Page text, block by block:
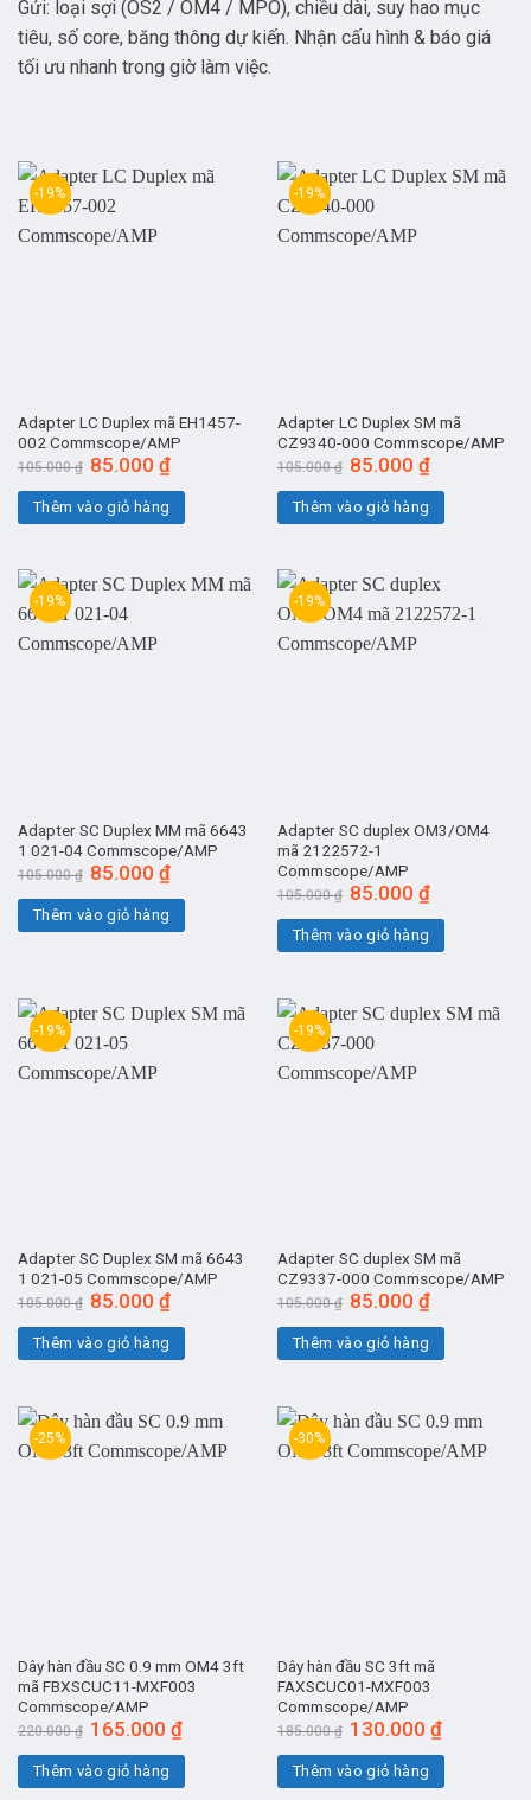
Gửi: loại sợi (OS2 / OM4 / MPO), chiều dài, suy hao mục
tiêu, số core, băng thông dự kiến. Nhận cấu hình & báo giá
tối ưu nhanh trong giờ làm việc.
-19%
Adapter LC Duplex mã EH1457-
002 Commscope/AMP
105.000₫ Giá
gốc
là:
105.000 ₫.
85.000₫
tại
85.000 ₫.
Thêm vào giỏ hàng
-19%
Adapter LC Duplex SM mã
CZ9340-000 Commscope/AMP
105.000₫ Giá
gốc
là:
105.000 ₫.
85.000₫
tại
85.000 ₫.
Thêm vào giỏ hàng
-19%
Adapter SC Duplex MM mã 6643
1 021-04 Commscope/AMP
105.000₫ Giá
gốc
là:
105.000 ₫.
85.000₫
tại
85.000 ₫.
Thêm vào giỏ hàng
-19%
Adapter SC duplex OM3/OM4
mã 2122572-1
Commscope/AMP
105.000₫ Giá
gốc
là:
105.000 ₫.
85.000₫
tại
85.000 ₫.
Thêm vào giỏ hàng
-19%
Adapter SC Duplex SM mã 6643
1 021-05 Commscope/AMP
105.000₫ Giá
gốc
là:
105.000 ₫.
85.000₫
tại
85.000 ₫.
Thêm vào giỏ hàng
-19%
Adapter SC duplex SM mã
CZ9337-000 Commscope/AMP
105.000₫ Giá
gốc
là:
105.000 ₫.
85.000₫
tại
85.000 ₫.
Thêm vào giỏ hàng
-25%
Dây hàn đầu SC 0.9 mm OM4 3ft
mã FBXSCUC11-MXF003
Commscope/AMP
220.000₫ Giá
gốc
là:
220.000 ₫.
165.000₫
tại
165.000 ₫.
Thêm vào giỏ hàng
-30%
Dây hàn đầu SC 3ft mã
FAXSCUC01-MXF003
Commscope/AMP
185.000₫ Giá
gốc
là:
185.000 ₫.
130.000₫
tại
130.000 ₫.
Thêm vào giỏ hàng